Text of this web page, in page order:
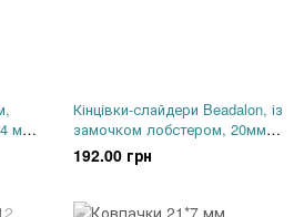
мм,
Кінцівки-слайдери Beadalon, із
замочком лобстером, 20мм
ширина, покриття срібло
192.00 грн